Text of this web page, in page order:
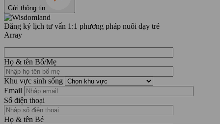
Gửi thông tin
Đăng ký lịch tư vấn 1:1 phương pháp nuôi dạy trẻ
Array
Họ & tên Bố/Mẹ
Khu vực sinh sống
Email
Số điện thoại
Họ & tên Bé